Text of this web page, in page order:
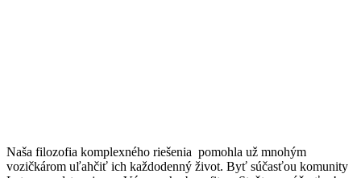
Naša filozofia komplexného riešenia pomohla už mnohým
vozičkárom uľahčiť ich každodenný život. Byť súčasťou komunity